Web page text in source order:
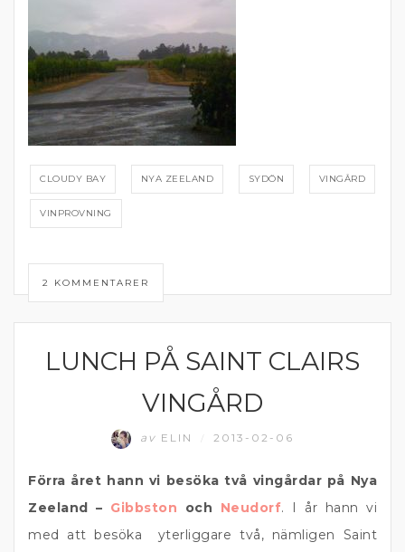
CLOUDY BAY NYA ZEELAND SYDÖN VINGÅRD
VINPROVNING
2 KOMMENTARER
NYA ZEELAND
LUNCH PÅ SAINT CLAIRS
VINGÅRD
av ELIN 2013-02-06
Förra året hann vi besöka två vingårdar på Nya
Zeeland – Gibbston och Neudorf. I år hann vi
med att besöka yterliggare två, nämligen Saint